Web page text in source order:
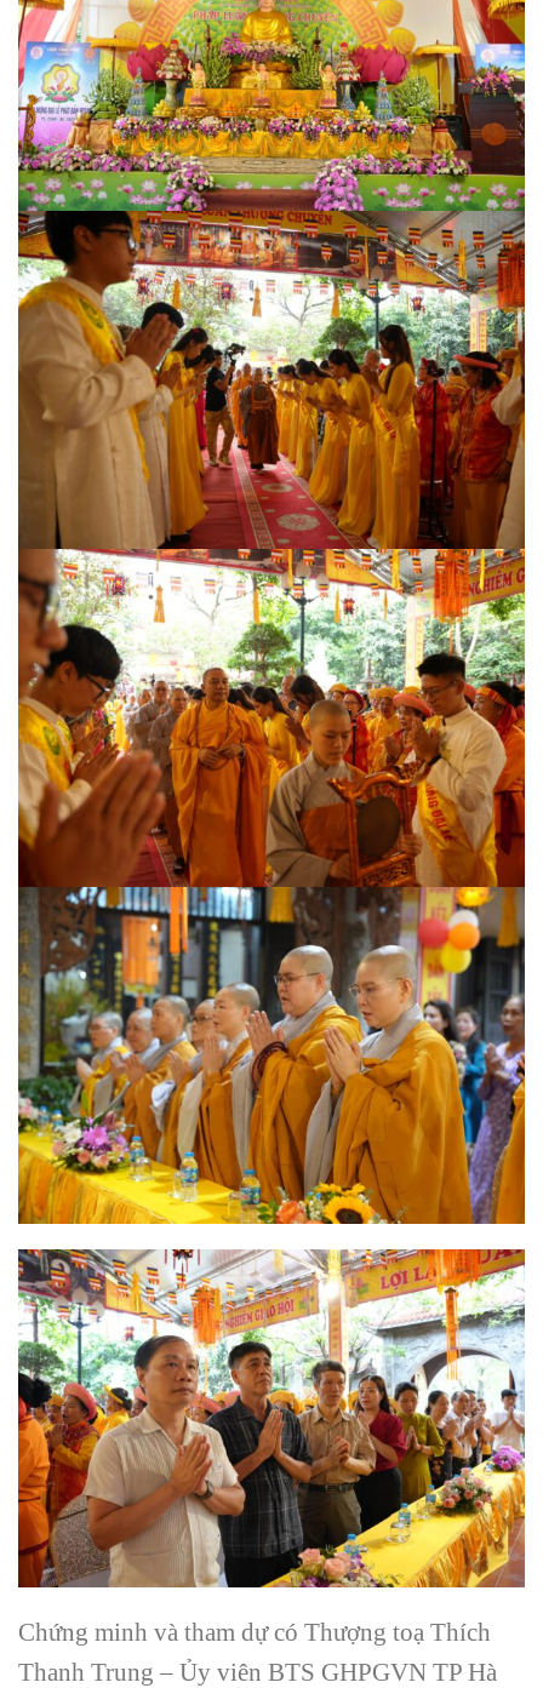
Chứng minh và tham dự có Thượng toạ Thích
Thanh Trung – Ủy viên BTS GHPGVN TP Hà